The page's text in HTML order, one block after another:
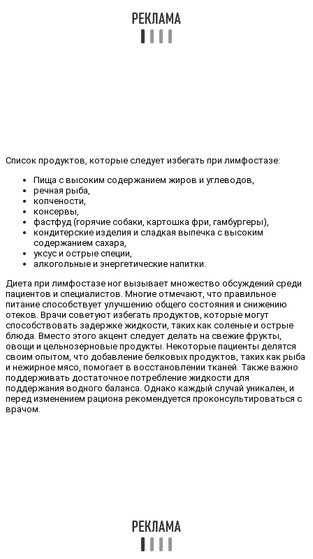
Список продуктов, которые следует избегать при лимфостазе:
Пища с высоким содержанием жиров и углеводов,
речная рыба,
копчености,
консервы,
фастфуд (горячие собаки, картошка фри, гамбургеры),
кондитерские изделия и сладкая выпечка с высоким
содержанием сахара,
уксус и острые специи,
алкогольные и энергетические напитки.
Диета при лимфостазе ног вызывает множество обсуждений среди
пациентов и специалистов. Многие отмечают, что правильное
питание способствует улучшению общего состояния и снижению
отеков. Врачи советуют избегать продуктов, которые могут
способствовать задержке жидкости, таких как соленые и острые
блюда. Вместо этого акцент следует делать на свежие фрукты,
овощи и цельнозерновые продукты. Некоторые пациенты делятся
своим опытом, что добавление белковых продуктов, таких как рыба
и нежирное мясо, помогает в восстановлении тканей. Также важно
поддерживать достаточное потребление жидкости для
поддержания водного баланса. Однако каждый случай уникален, и
перед изменением рациона рекомендуется проконсультироваться с
врачом.